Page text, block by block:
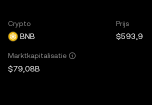
Crypto
BNB
Prijs
$593,9
Marktkapitalisatie
$79,08B